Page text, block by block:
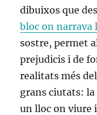
dibuixos que
bloc on narrava
sostre, permet
prejudicis i de
realitats més
grans ciutats: la
un lloc on viure